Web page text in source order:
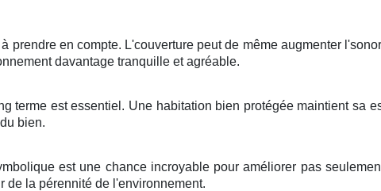
prendre en compte. L'couverture peutde même augmenterl'
davantage tranquille etagréable.
terme estessentiel . Une habitation bien protégée maintientsa
bien.
est une chance incroyablepouraméliorer pas
de la pérennité de l'environnement.